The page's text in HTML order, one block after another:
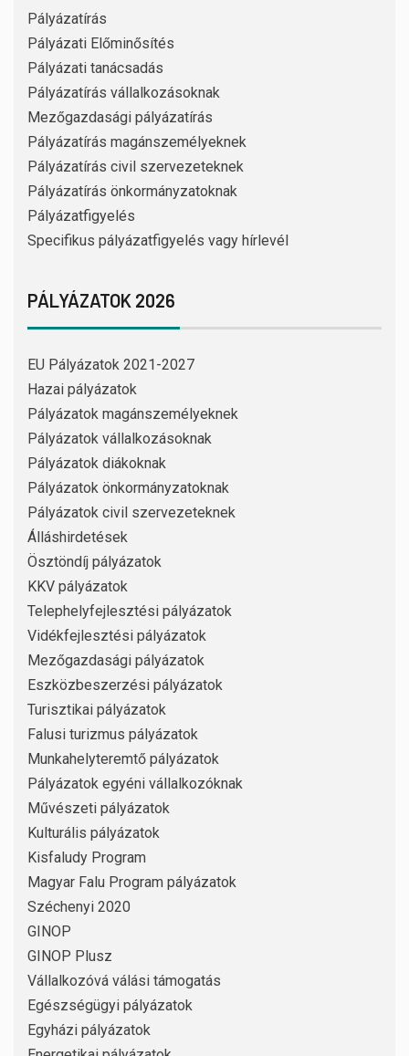
Pályázatírás
Pályázati Előminősítés
Pályázati tanácsadás
Pályázatírás vállalkozásoknak
Mezőgazdasági pályázatírás
Pályázatírás magánszemélyeknek
Pályázatírás civil szervezeteknek
Pályázatírás önkormányzatoknak
Pályázatfigyelés
Specifikus pályázatfigyelés vagy hírlevél
PÁLYÁZATOK 2026
EU Pályázatok 2021-2027
Hazai pályázatok
Pályázatok magánszemélyeknek
Pályázatok vállalkozásoknak
Pályázatok diákoknak
Pályázatok önkormányzatoknak
Pályázatok civil szervezeteknek
Álláshirdetések
Ösztöndíj pályázatok
KKV pályázatok
Telephelyfejlesztési pályázatok
Vidékfejlesztési pályázatok
Mezőgazdasági pályázatok
Eszközbeszerzési pályázatok
Turisztikai pályázatok
Falusi turizmus pályázatok
Munkahelyteremtő pályázatok
Pályázatok egyéni vállalkozóknak
Művészeti pályázatok
Kulturális pályázatok
Kisfaludy Program
Magyar Falu Program pályázatok
Széchenyi 2020
GINOP
GINOP Plusz
Vállalkozóvá válási támogatás
Egészségügyi pályázatok
Egyházi pályázatok